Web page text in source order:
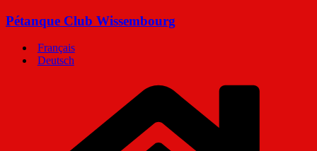
Passer
contenu
Pétanque Club Wissembourg
Français
Deutsch